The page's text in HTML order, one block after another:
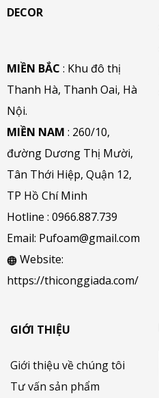
DECOR
MIỀN BẮC : Khu đô thị
Thanh Hà, Thanh Oai, Hà
Nội.
MIỀN NAM : 260/10,
đường Dương Thị Mười,
Tân Thới Hiệp, Quận 12,
TP Hồ Chí Minh
Hotline : 0966.887.739
Email: Pufoam@gmail.com
Website:
https://thiconggiada.com/
GIỚI THIỆU
Giới thiệu về chúng tôi
Tư vấn sản phẩm